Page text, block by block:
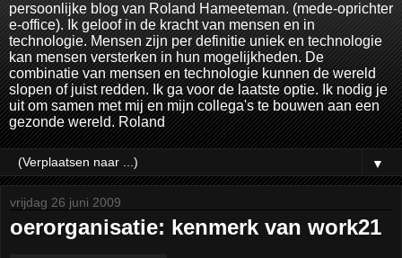
persoonlijke blog van Roland Hameeteman. (mede-oprichter
e-office). Ik geloof in de kracht van mensen en in
technologie. Mensen zijn per definitie uniek en technologie
kan mensen versterken in hun mogelijkheden. De
combinatie van mensen en technologie kunnen de wereld
slopen of juist redden. Ik ga voor de laatste optie. Ik nodig je
uit om samen met mij en mijn collega's te bouwen aan een
gezonde wereld. Roland
▼
vrijdag 26 juni 2009
oerorganisatie: kenmerk van work21